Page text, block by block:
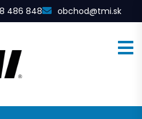
486 848 obchod@tmi.sk